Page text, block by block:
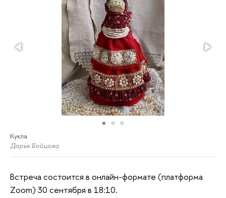
Кукла
Дарья Бойцова
Встреча состоится в онлайн-формате (платформа
Zoom) 30 сентября в 18:10.